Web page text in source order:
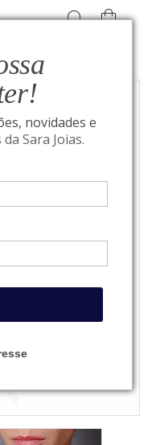
novidades e
Sara Joias.